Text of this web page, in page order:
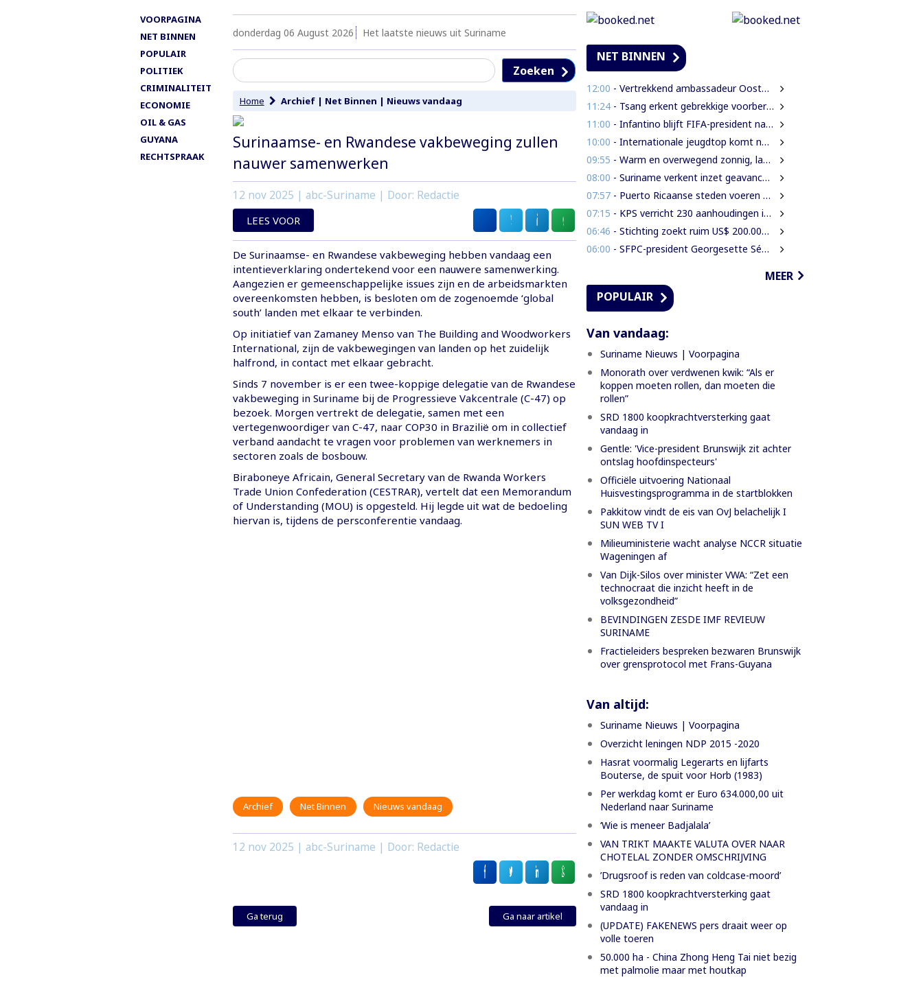
VOORPAGINA
NET BINNEN
POPULAIR
POLITIEK
CRIMINALITEIT
ECONOMIE
OIL & GAS
GUYANA
RECHTSPRAAK
donderdag 06 August 2026 Het laatste nieuws uit Suriname
Zoeken
Home Archief| Net Binnen | Nieuws vandaag
Surinaamse- en Rwandese vakbeweging zullen
nauwer samenwerken
12 nov 2025 | abc-Suriname | Door: Redactie
LEES VOOR
De Surinaamse- en Rwandese vakbeweging hebben vandaag een
intentieverklaring ondertekend voor een nauwere samenwerking.
Aangezien er gemeenschappelijke issues zijn en de arbeidsmarkten
overeenkomsten hebben, is besloten om de zogenoemde ‘global
south’ landen met elkaar te verbinden.
Op initiatief van Zamaney Menso van The Building and Woodworkers
International, zijn de vakbewegingen van landen op het zuidelijk
halfrond, in contact met elkaar gebracht.
Sinds 7 november is er een twee-koppige delegatie van de Rwandese
vakbeweging in Suriname bij de Progressieve Vakcentrale (C-47) op
bezoek. Morgen vertrekt de delegatie, samen met een
vertegenwoordiger van C-47, naar COP30 in Brazilië om in collectief
verband aandacht te vragen voor problemen van werknemers in
sectoren zoals de bosbouw.
Biraboneye Africain, General Secretary van de Rwanda Workers
Trade Union Confederation (CESTRAR), vertelt dat een Memorandum
of Understanding (MOU) is opgesteld. Hij legde uit wat de bedoeling
hiervan is, tijdens de persconferentie vandaag.
Archief Net Binnen Nieuws vandaag
12 nov 2025 | abc-Suriname | Door: Redactie
Ga terug Ga naar artikel
NET BINNEN
12:00 - Vertrekkend ambassadeur Oostelbos: ‘De grootste rijkdom van Suriname zijn de mensen’
11:24- Tsang erkent gebrekkige voorbereiding werkzaamheden Domineestraat
11:00 - Infantino blijft FIFA-president na crisisoverleg en biedt excuses aan
10:00 - Internationale jeugdtop komt naar Paramaribo voor BAITALI COTECC U14 Tennis Cup
09:55 - Warm en overwegend zonnig, later kans op lokale onweersbuien
08:00 - Suriname verkent inzet geavanceerde radartechnologie uit Brazilië tegen grenscriminaliteit
07:57- Puerto Ricaanse steden voeren waterbeperkingen in tijdens recorddroogte
07:15 - KPS verricht 230 aanhoudingen in ruim een maand
06:46 - Stichting zoekt ruim US$ 200.000 voor restauratie woning Nola Hatterman
06:00 - SFPC-president Georgesette Sédo ontmoet Turkse president Erdoğan
MEER
POPULAIR
Van vandaag:
Suriname Nieuws | Voorpagina
Monorath over verdwenen kwik: “Als er
koppen moeten rollen, dan moeten die
rollen”
SRD 1800 koopkrachtversterking gaat
vandaag in
Gentle: 'Vice-president Brunswijk zit achter
ontslag hoofdinspecteurs'
Officiële uitvoering Nationaal
Huisvestingsprogramma in de startblokken
Pakkitow vindt de eis van OvJ belachelijk I
SUN WEB TV I
Milieuministerie wacht analyse NCCR situatie
Wageningen af
Van Dijk-Silos over minister VWA: “Zet een
technocraat die inzicht heeft in de
volksgezondheid”
BEVINDINGEN ZESDE IMF REVIEUW
SURINAME
Fractieleiders bespreken bezwaren Brunswijk
over grensprotocol met Frans-Guyana
Van altijd:
Suriname Nieuws | Voorpagina
Overzicht leningen NDP 2015 -2020
Hasrat voormalig Legerarts en lijfarts
Bouterse, de spuit voor Horb (1983)
Per werkdag komt er Euro 634.000,00 uit
Nederland naar Suriname
‘Wie is meneer Badjalala’
VAN TRIKT MAAKTE VALUTA OVER NAAR
CHOTELAL ZONDER OMSCHRIJVING
’Drugsroof is reden van coldcase-moord’
SRD 1800 koopkrachtversterking gaat
vandaag in
(UPDATE) FAKENEWS pers draait weer op
volle toeren
50.000 ha - China Zhong Heng Tai niet bezig
met palmolie maar met houtkap